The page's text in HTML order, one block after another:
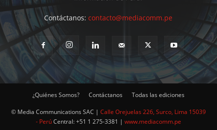
Contáctanos:contacto@mediacomm.pe
¿Quiénes Somos? Contáctanos Todas las ediciones
© Media Communications SAC | Calle Orejuelas 226, Surco, Lima 15039
- PerúCentral: +51 1 275-3381 | www.mediacomm.pe